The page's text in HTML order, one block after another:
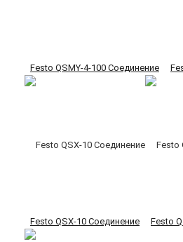
Festo QSMY-4-100 Соединение
Festo QSX-10 Соединение Festo